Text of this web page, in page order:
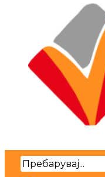
Search